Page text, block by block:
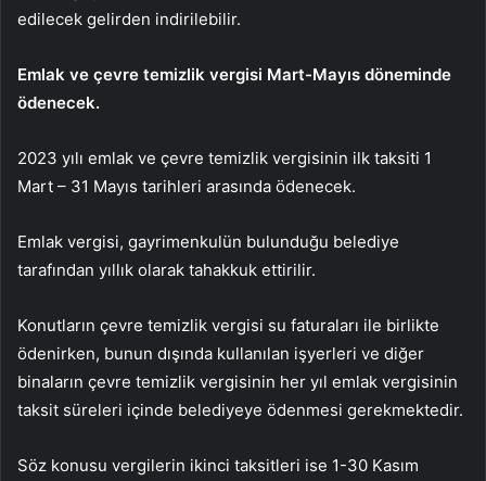
edilecek gelirden indirilebilir.
Emlak ve çevre temizlik vergisi Mart-Mayıs döneminde
ödenecek.
2023 yılı emlak ve çevre temizlik vergisinin ilk taksiti 1
Mart – 31 Mayıs tarihleri ​​arasında ödenecek.
Emlak vergisi, gayrimenkulün bulunduğu belediye
tarafından yıllık olarak tahakkuk ettirilir.
Konutların çevre temizlik vergisi su faturaları ile birlikte
ödenirken, bunun dışında kullanılan işyerleri ve diğer
binaların çevre temizlik vergisinin her yıl emlak vergisinin
taksit süreleri içinde belediyeye ödenmesi gerekmektedir.
Söz konusu vergilerin ikinci taksitleri ise 1-30 Kasım